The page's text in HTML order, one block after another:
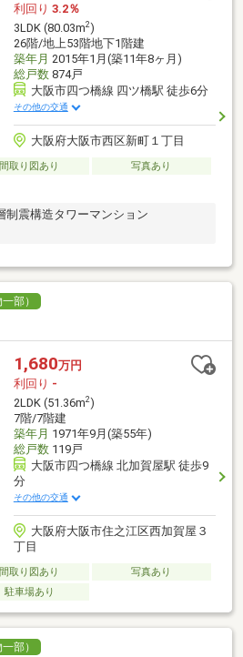
利回り 3.2％
3LDK (80.03m2)
26階/地上53階地下1階建
築年月 2015年1月(築11年8ヶ月)
総戸数874戸
大阪市四つ橋線 四ツ橋駅 徒歩6分
その他の交通
大阪府大阪市西区新町１丁目
間取り図あり
写真あり
制震構造タワーマンション
部）
1,680万円
利回り -
2LDK (51.36m2)
7階/7階建
築年月 1971年9月(築55年)
総戸数119戸
大阪市四つ橋線 北加賀屋駅 徒歩9
分
その他の交通
大阪府大阪市住之江区西加賀屋３
丁目
間取り図あり
写真あり
駐車場あり
部）